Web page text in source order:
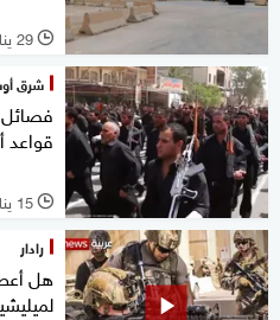
l 29 يناير 2024
شرق
قواعد
l 15 يناير 2024
رادار
هل